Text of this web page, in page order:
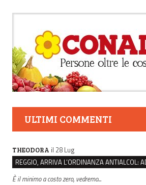
ULTIMI COMMENTI
THEODORA il 28 Lug
È il minimo a costo zero, vedremo...